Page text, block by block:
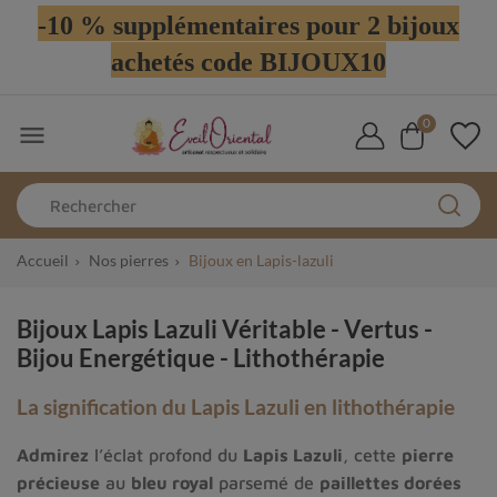
-10 % supplémentaires pour 2 bijoux
achetés code BIJOUX10
 0
Accueil Nos pierres Bijoux en Lapis-lazuli
Bijoux Lapis Lazuli Véritable - Vertus -
Bijou Energétique - Lithothérapie
La signification du Lapis Lazuli en lithothérapie
Admirez l’éclat profond du Lapis Lazuli , cette pierre
précieuse au bleu royal parsemé de paillettes dorées